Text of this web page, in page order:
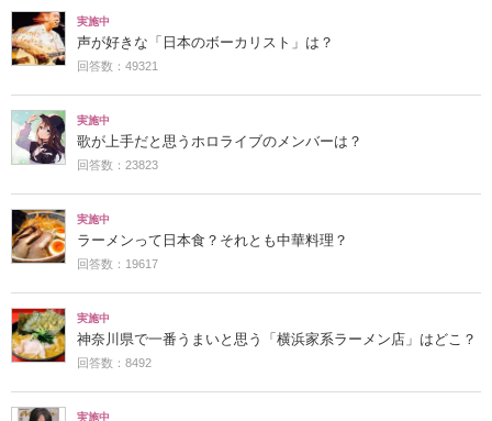
実施中
声が好きな「日本のボーカリスト」は？
回答数：49321
実施中
歌が上手だと思うホロライブのメンバーは？
回答数：23823
実施中
ラーメンって日本食？それとも中華料理？
回答数：19617
実施中
神奈川県で一番うまいと思う「横浜家系ラーメン店」はどこ？
回答数：8492
実施中